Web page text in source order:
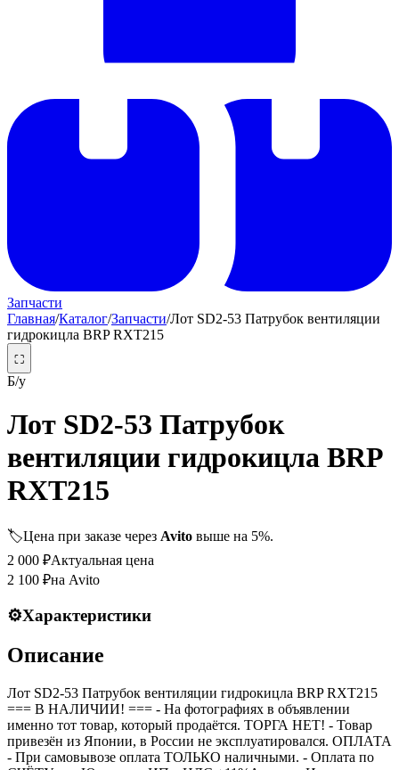
Запчасти
Главная/Каталог/Запчасти/Лот SD2-53 Патрубок вентиляции
гидрокицла BRP RXT215
⛶
Б/у
Лот SD2-53 Патрубок
вентиляции гидрокицла BRP
RXT215
🏷️Цена при заказе через Avito выше на 5%.
2 000 ₽Актуальная цена
2 100 ₽на Avito
⚙️Характеристики
Описание
Лот SD2-53 Патрубок вентиляции гидрокицла BRP RXT215
=== B НАЛИЧИИ! === - На фотографиях в объявлении
именно тот товар, который продаётся. ТОРГА НЕТ! - Товар
привезён из Японии, в России не эксплуатировался. ОПЛАТА
- При самовывозе оплата ТОЛЬКО наличными. - Оплата по